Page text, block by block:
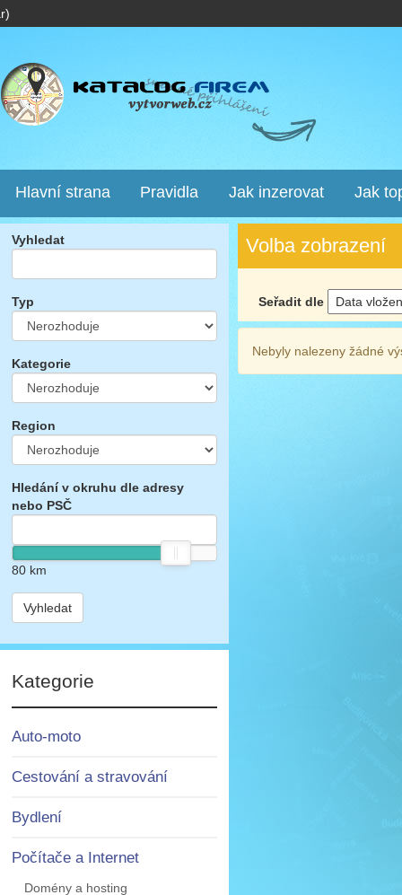
Hlavní strana Pravidla Jak inzerovat Jak
Vyhledat
Typ
Kategorie
Region
Hledání v okruhu dle adresy
nebo PSČ
80km
Vyhledat
Kategorie
Auto-moto
Cestování a stravování
Bydlení
Počítače a Internet
Domény a hosting
Volba zobrazení
Seřadit dle
Nebyly nalezeny žádné